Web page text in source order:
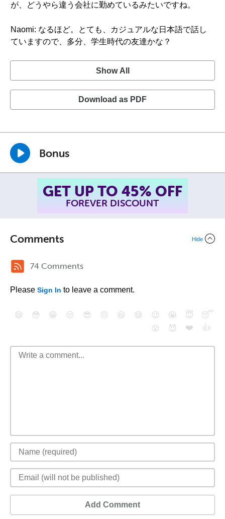
が、どうやら違う会社に勤めているみたいですね。
Naomi: なるほど。とても、カジュアルな日本語で話し
ていますので、多分、学生時代の友達かな？
Show All
Download as PDF
Bonus
SUMMER SALE!
ENDS AUGUST 14TH, 2026
Comments Hide
74 Comments
Please Sign In to leave a comment.
😄 😳 😁 😒 😎 😠 😆 😅 😉 😭 😇
😴
😮
😈 ❤️ 👍
Add Comment